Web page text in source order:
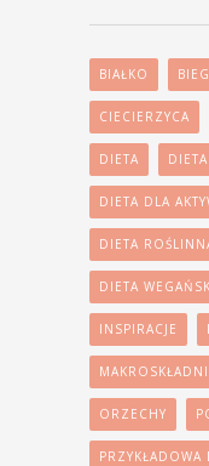
BIAŁKO
CIECIERZYCA
DIETA
DIETA DLA
DIETA
DIETA
INSPIRACJE
ORZECHY
PRZYKŁADOWA